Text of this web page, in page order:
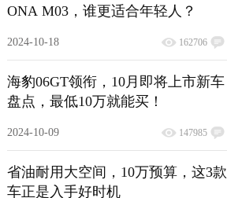
ONA M03，谁更适合年轻人？
2024-10-18 162706
海豹06GT领衔，10月即将上市新车
盘点，最低10万就能买！
2024-10-09 147985
省油耐用大空间，10万预算，这3款
车正是入手好时机